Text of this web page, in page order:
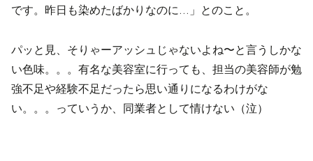
です。昨日も染めたばかりなのに…」とのこと。
パッと見、そりゃーアッシュじゃないよね〜と言うしかな
い色味。。。有名な美容室に行っても、担当の美容師が勉
強不足や経験不足だったら思い通りになるわけがな
い。。。っていうか、同業者として情けない（泣）